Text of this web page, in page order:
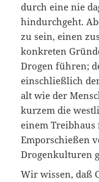
durch eine nie
hindurchgeht.
zu sein, einen
konkreten
Drogen führen;
einschließlich
alt wie der
kurzem die
einem Treibhaus
Emporschießen
Drogenkulturen
Wir wissen, daß